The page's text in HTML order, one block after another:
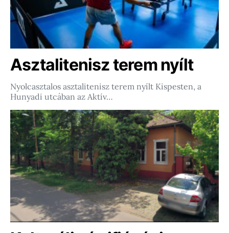
Asztalitenisz terem nyílt
Nyolcasztalos asztalitenisz terem nyílt Kispesten, a
Hunyadi utcában az Aktív…